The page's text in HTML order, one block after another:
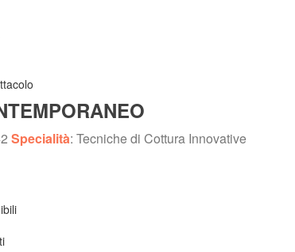
Specialità: Tecniche di Cottura Innovative